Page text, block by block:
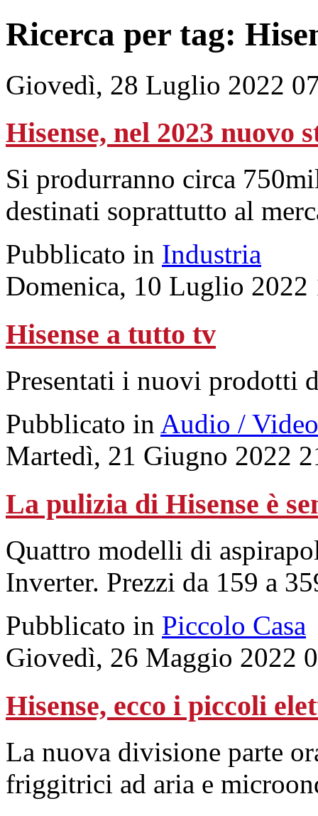
Ricerca per tag:
Giovedì, 28 Luglio 2022
Hisense, nel 2023 nuovo
Si produrranno circa
destinati soprattutto al
Pubblicato in Industria
Domenica, 10 Luglio 2022
Hisense a tutto tv
Presentati i nuovi prodotti
Pubblicato in Audio / Video
Martedì, 21 Giugno 2022
La pulizia di Hisense è
Quattro modelli di
Inverter. Prezzi da 159 a
Pubblicato in Piccolo Casa
Giovedì, 26 Maggio 2022
Hisense, ecco i piccoli
La nuova divisione parte
friggitrici ad aria e